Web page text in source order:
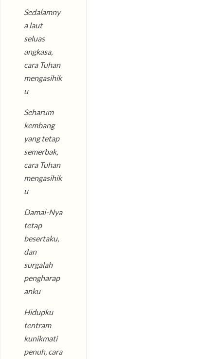
Sedalamny
a laut
seluas
angkasa,
cara Tuhan
mengasihik
u
Seharum
kembang
yang tetap
semerbak,
cara Tuhan
mengasihik
u
Damai-Nya
tetap
besertaku,
dan
surgalah
pengharap
anku
Hidupku
tentram
kunikmati
penuh, cara